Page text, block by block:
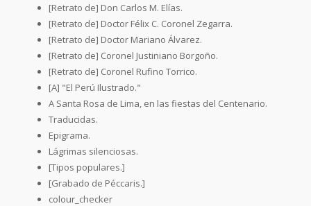
[Retrato de] Don Carlos M. Elías.
[Retrato de] Doctor Félix C. Coronel Zegarra.
[Retrato de] Doctor Mariano Álvarez.
[Retrato de] Coronel Justiniano Borgoño.
[Retrato de] Coronel Rufino Torrico.
[A] "El Perú Ilustrado."
A Santa Rosa de Lima, en las fiestas del Centenario.
Traducidas.
Epigrama.
Lágrimas silenciosas.
[Tipos populares.]
[Grabado de Péccaris.]
colour_checker